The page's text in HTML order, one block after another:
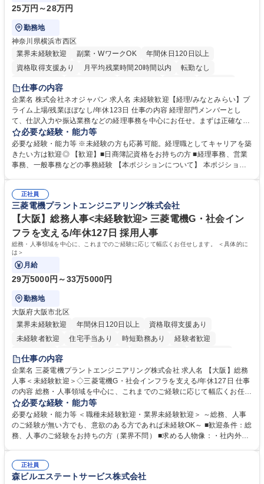
25万円～28万円
勤務地
神奈川県横浜市西区
業界未経験歓迎
副業・WワークOK
年間休日120日以上
資格取得支援あり
月平均残業時間20時間以内
転勤なし
未経験者歓迎
完全週休2日制
交通費支給 駅近5分以内 土日祝休み
服装自由
寮・社宅あり
仕事の内容
企業名 株式会社ネオジャパン 求人名 未経験歓迎【経理/みなとみらい】プ
ライム上場/残業ほぼなし/年休123日 仕事の内容 経理部門メンバーとし
て、仕訳入力や振込業務などの経理事務を中心にお任せ。まずは正確な入
力・確認業務からスタートし、既存メンバーと一緒に業務を進めながら段
階的に経理知識を身につけていただきます。 【具体的には】 ■社内稟議に
基づく仕訳入力 ■月末の振込業務 ■明細作成 ■伝票処理、記帳業務 ■既存
メンバーの業務サポート 【将来的には】 ■月次決算補助 ■四半期・年次決
想定です。 募集職種 未経験歓迎【経理/みなとみらい】プライム上場/残業
ほぼなし/年休123日
必要な経験・能力等
必要な経験・能力等 ※未経験の方も応募可能。経理職としてキャリアを築
きたい方は歓迎◎ 【歓迎】■日商簿記資格をお持ちの方 ■経理事務、営業
事務、一般事務などの事務経験 【本ポジションについて】 本ポジション
当し、3～5年をかけて月次決算・四半期決算・開示資料作成補助などへス
テップアップできます。また、残業は通常月ほぼなく、決算月でも10時間
未満のため、無理なく経理として専門性を身につけられる環境です。 学
歴・資格 学歴：大学院 大学 高専 短大 専修学校 高校 語学力： 資格：日商
簿記検定1級 日商簿記検定2級
正社員
三菱電機プラントエンジニアリング株式会社
【大阪】総務人事<未経験歓迎> 三菱電機G・社会イン
フラを支える/年休127日 採用人事
総務・人事領域を中心に、これまでのご経験に応じて幅広くお任せします。 ＜具体的に
は＞
月給
29万5000円～33万5000円
勤務地
大阪府大阪市北区
業界未経験歓迎
年間休日120日以上
資格取得支援あり
未経験者歓迎
住宅手当あり 時短勤務あり
経験者歓迎
退職金あり
駅近5分以内
土日祝休み 服装自由 寮・社宅あり 食事補助あり
仕事の内容
企業名 三菱電機プラントエンジニアリング株式会社 求人名 【大阪】総務
人事＜未経験歓迎＞◇三菱電機G・社会インフラを支える/年休127日 仕事
の内容 総務・人事領域を中心に、これまでのご経験に応じて幅広くお任せ
します。 ＜具体的には＞ ・総務/人事労務（給与・社保・勤怠管理など）
・採用・教育研修 ・福利厚生運用 など ※基本的には事務所勤務ですが、
採用や教育等の業務内容により、関西圏以外への日帰り・宿泊を伴う国内
出張もございます。 ※担当業務を持ちつつ、お互いに助け合いながら、総
必要な経験・能力等
必要な経験・能力等 ＜職種未経験歓迎・業界未経験歓迎＞ ～総務、人事
のご経験が無い方でも、意欲のある方であれば未経験OK～ ■歓迎条件：総
務、人事のご経験をお持ちの方（業界不問） ■求める人物像：・社内外の
正社員
森ビルエステートサービス株式会社